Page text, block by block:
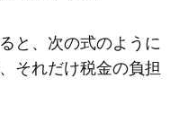
と、次の式のように
それだけ税金の負担